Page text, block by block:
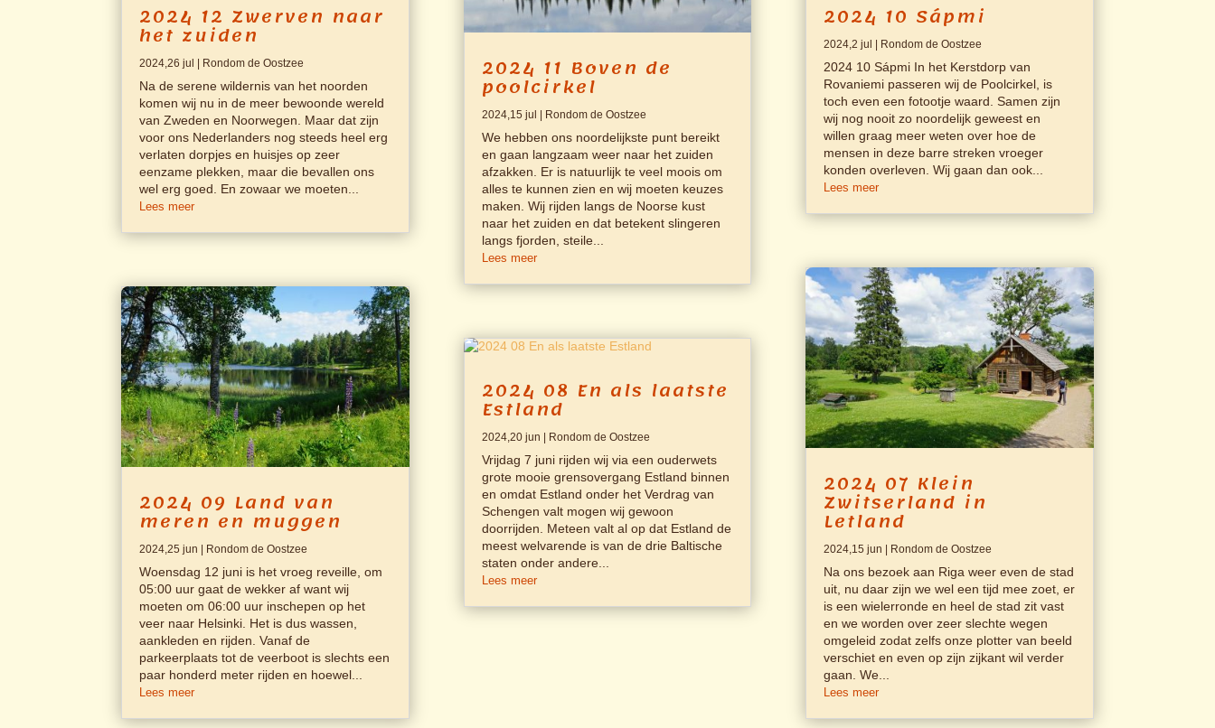
2024 12 Zwerven naar
het zuiden
2024,26 jul Rondom de Oostzee
Na de serene wildernis van het noorden
komen wij nu in de meer bewoonde wereld
van Zweden en Noorwegen. Maar dat zijn
voor ons Nederlanders nog steeds heel erg
verlaten dorpjes en huisjes op zeer
eenzame plekken, maar die bevallen ons
wel erg goed. En zowaar we moeten...
Lees meer
2024 09 Land van
meren en muggen
2024,25 jun | Rondom de Oostzee
Woensdag 12 juni is het vroeg reveille, om
05:00 uur gaat de wekker af want wij
moeten om 06:00 uur inschepen op het
veer naar Helsinki. Het is dus wassen,
aankleden en rijden. Vanaf de
parkeerplaats tot de veerboot is slechts een
paar honderd meter rijden en hoewel...
Lees meer
2024 11 Boven de
poolcirkel
2024,15 jul Rondom de Oostzee
We hebben ons noordelijkste punt bereikt
en gaan langzaam weer naar het zuiden
afzakken. Er is natuurlijk te veel moois om
alles te kunnen zien en wij moeten keuzes
maken. Wij rijden langs de Noorse kust
naar het zuiden en dat betekent slingeren
langs fjorden, steile...
Lees meer
2024 08 En als laatste
Estland
2024,20 jun Rondom de Oostzee
Vrijdag 7 juni rijden wij via een ouderwets
grote mooie grensovergang Estland binnen
en omdat Estland onder het Verdrag van
Schengen valt mogen wij gewoon
doorrijden. Meteen valt al op dat Estland de
meest welvarende is van de drie Baltische
staten onder andere...
Lees meer
2024 10 Sápmi
2024,2 jul Rondom de Oostzee
2024 10 Sápmi In het Kerstdorp van
Rovaniemi passeren wij de Poolcirkel, is
toch even een fotootje waard. Samen zijn
wij nog nooit zo noordelijk geweest en
willen graag meer weten over hoe de
mensen in deze barre streken vroeger
konden overleven. Wij gaan dan ook...
Lees meer
2024 07 Klein
Zwitserland in
Letland
2024,15 jun | Rondom de Oostzee
Na ons bezoek aan Riga weer even de stad
uit, nu daar zijn we wel een tijd mee zoet, er
is een wielerronde en heel de stad zit vast
en we worden over zeer slechte wegen
omgeleid zodat zelfs onze plotter van beeld
verschiet en even op zijn zijkant wil verder
gaan. We...
Lees meer